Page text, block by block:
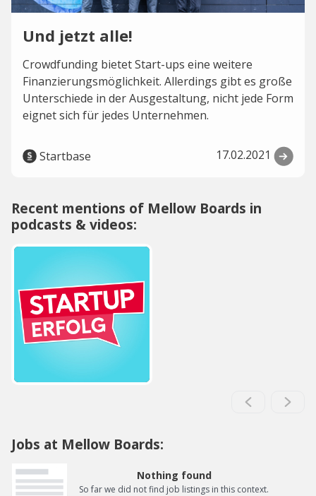
Und jetzt alle!
Crowdfunding bietet Start-ups eine weitere
Finanzierungsmöglichkeit. Allerdings gibt es große
Unterschiede in der Ausgestaltung, nicht jede Form
eignet sich für jedes Unternehmen.
Startbase 17.02.2021
Recent mentions of Mellow Boards in
podcasts & videos:
Jobs at Mellow Boards:
Nothing found
So far we did not find job listings in this context.